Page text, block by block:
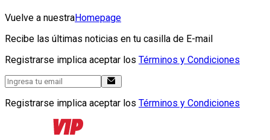
Vuelve a nuestraHomepage
Recibe las últimas noticias en tu casilla de E-mail
Registrarse implica aceptar los Términos y Condiciones
Registrarse implica aceptar los Términos y Condiciones